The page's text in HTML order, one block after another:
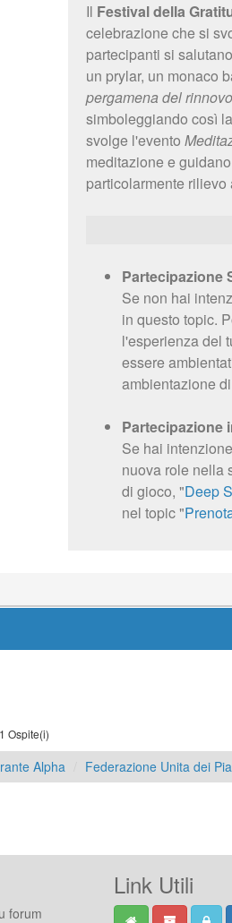
Il Festival della
celebrazione che si
partecipanti si
un prylar, un monaco
pergamena del rinnovo
simboleggiando così
svolge l'evento
meditazione e
particolarmente
Partecipazione
Se non hai
in questo topic.
l'esperienza del
essere
ambientazione
Partecipazione
Se hai
nuova role nella
di gioco, "Deep
nel topic "
Ospite(i)
Alpha Federazione Unita dei
forum
Link Utili